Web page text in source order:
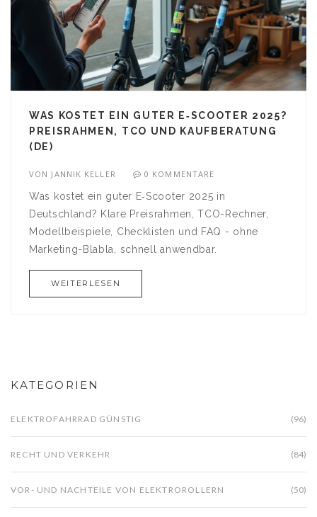
WAS KOSTET EIN GUTER E‑SCOOTER 2025?
PREISRAHMEN, TCO UND KAUFBERATUNG
(DE)
VON JANNIK KELLER 0 KOMMENTARE
Was kostet ein guter E‑Scooter 2025 in
Deutschland? Klare Preisrahmen, TCO-Rechner,
Modellbeispiele, Checklisten und FAQ - ohne
Marketing-Blabla, schnell anwendbar.
WEITERLESEN
KATEGORIEN
ELEKTROFAHRRAD GÜNSTIG (96)
RECHT UND VERKEHR (84)
VOR- UND NACHTEILE VON ELEKTROROLLERN (50)